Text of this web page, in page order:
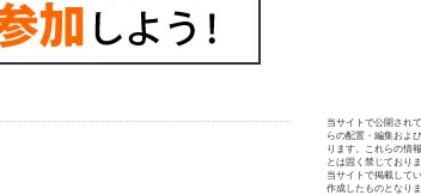
当サイトで公開され
らの配置・編集およ
ります。これらの情
とは固く禁じておりま
当サイトで掲載して
作成したものとなり